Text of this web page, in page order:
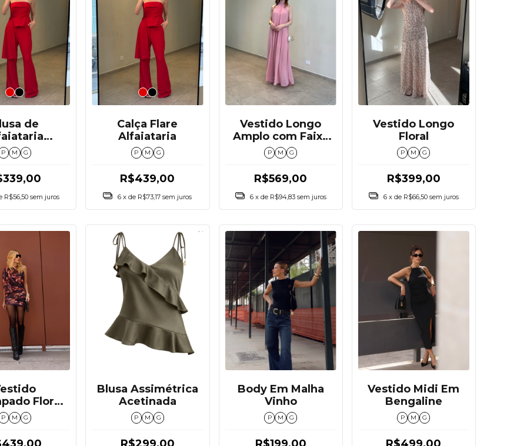
de
P M G
R$56,50 sem juros
Calça Flare
Alfaiataria
P M G
R$439,00
6 x de R$73,17 sem juros
Vestido Longo
Amplo com Faixa
nas Costas
P M G
R$569,00
6 x de R$94,83 sem juros
Vestido Longo
Floral
P M G
R$399,00
6 x de R$66,50 sem juros
Floral
Tule
P M G
Blusa Assimétrica
Acetinada
P M G
Body Em Malha
Vinho
P M G
Vestido Midi Em
Bengaline
P M G